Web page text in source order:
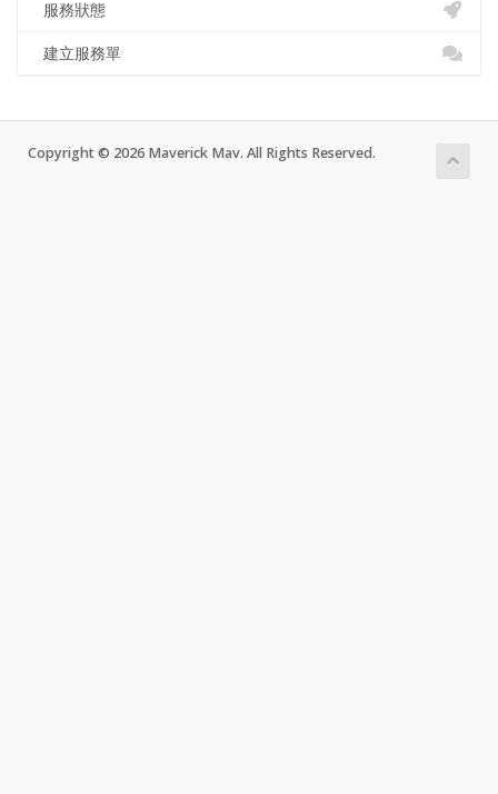
服務狀態
建立服務單
Copyright © 2026 Maverick Mav. All Rights Reserved.